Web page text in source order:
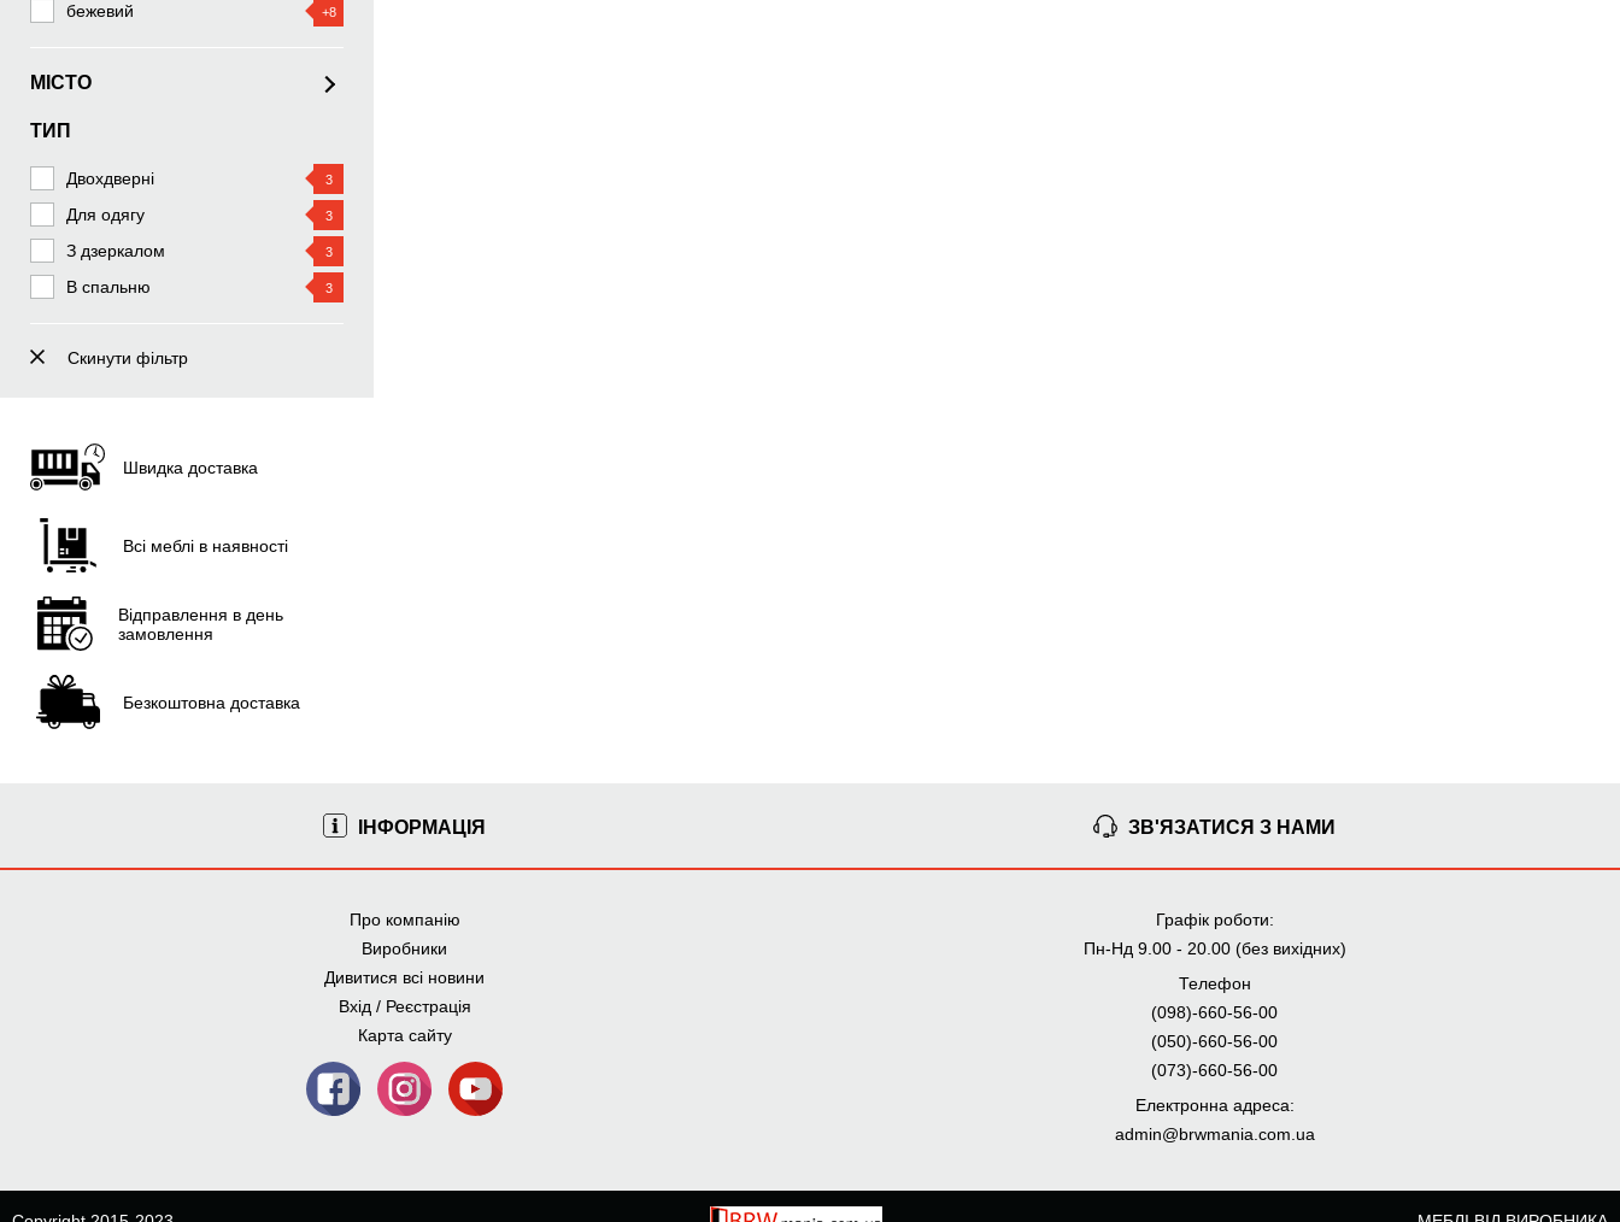
бежевий +8
МІСТО
Київ
Херсон
Полтава
Чернігів
Черкаси
Житомир
Суми
Хмельницький
Чернівці
ТИП
Двохдверні 3
Для одягу 3
З дзеркалом 3
В спальню 3
Скинути фільтр
Швидка доставка
Всі меблі в наявності
Відправлення в день
замовлення
Безкоштовна доставка
ІНФОРМАЦІЯ
Про компанію
Виробники
Дивитися всі новини
Вхід / Реєстрація
Карта сайту
ЗВ'ЯЗАТИСЯ З НАМИ
Графік роботи:
Пн-Нд 9.00 - 20.00 (без вихідних)
Телефон
(098)-660-56-00
(050)-660-56-00
(073)-660-56-00
Електронна адреса:
admin@brwmania.com.ua